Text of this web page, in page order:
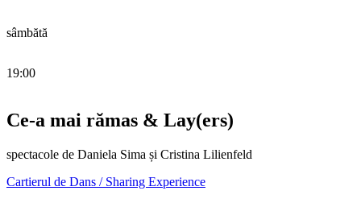
sâmbătă
19:00
Ce-a mai rămas & Lay(ers)
spectacole de Daniela Sima și Cristina Lilienfeld
Cartierul de Dans / Sharing Experience